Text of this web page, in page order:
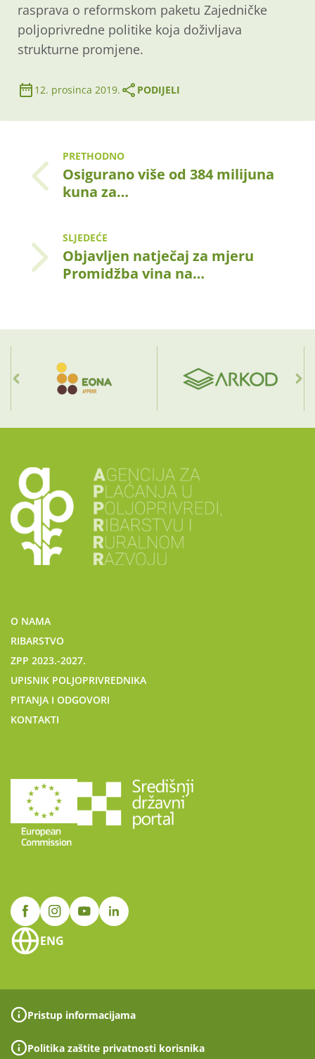
rasprava o reformskom paketu Zajedničke
poljoprivredne politike koja doživljava
strukturne promjene.
12. prosinca 2019. PODIJELI
PRETHODNO
Osigurano više od 384 milijuna
kuna za…
SLJEDEĆE
Objavljen natječaj za mjeru
Promidžba vina na…
O NAMA
RIBARSTVO
ZPP 2023.-2027.
UPISNIK POLJOPRIVREDNIKA
PITANJA I ODGOVORI
KONTAKTI
ENG
Pristup informacijama
Politika zaštite privatnosti korisnika